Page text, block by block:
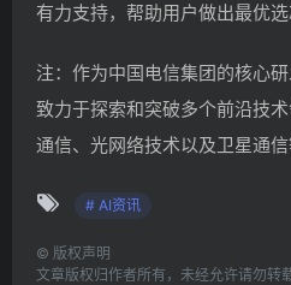
有力支持，帮助用户做出最优选
注：作为中国电信集团的核心
致力于探索和突破多个前沿技术
通信、光网络技术以及卫星通信
# AI资讯
© 版权声明
文章版权归作者所有，未经允许请勿转载